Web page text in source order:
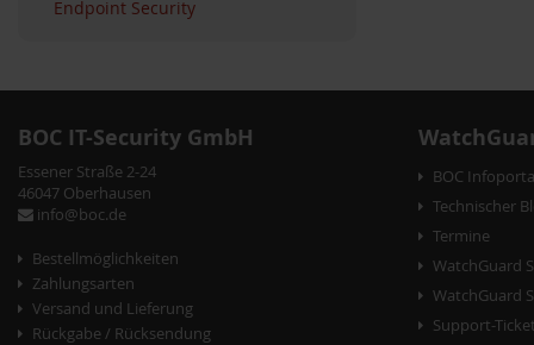
Endpoint Security
BOC IT-Security GmbH
Essener Straße 2-24
46047 Oberhausen
info@boc.de
Bestellmöglichkeiten
Zahlungsarten
Versand und Lieferung
Rückgabe / Rücksendung
BOC
Technischer
Termine
WatchGuard
WatchGuard
Support-